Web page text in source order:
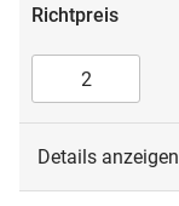
Details anzeigen